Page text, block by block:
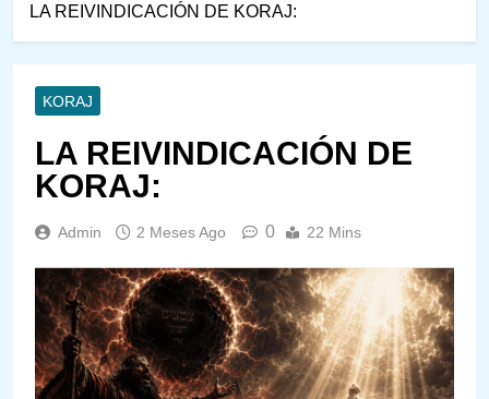
LA REIVINDICACIÓN DE KORAJ:
KORAJ
LA REIVINDICACIÓN DE
KORAJ:
Admin 2 Meses Ago 0 22 Mins